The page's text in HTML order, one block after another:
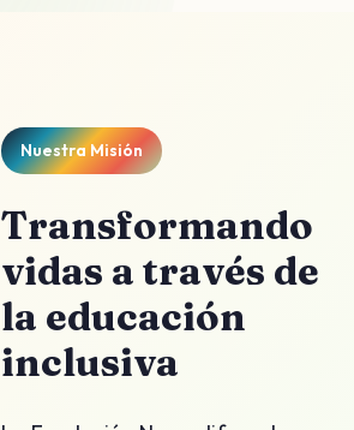
Nuestra Misión
Transformando
vidas a través de
la educación
inclusiva